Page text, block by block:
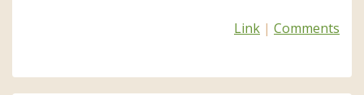
Link | Comments